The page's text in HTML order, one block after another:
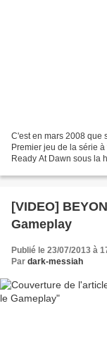
C'est en mars 2008 que
Premier jeu de la série
Ready At Dawn sous la
[VIDEO]
Gameplay
Publié le 23/07/2013 à
Par dark-messiah